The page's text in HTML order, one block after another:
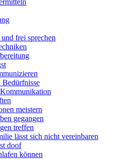
frei sprechen
meistern
gegangen
treffen
lässt sich nicht vereinbaren
doof
können